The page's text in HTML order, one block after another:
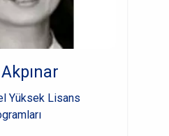
Yüksek Lisans